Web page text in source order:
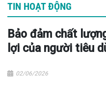
TIN HOẠT ĐỘNG
Bảo đảm chất
lợi của người tiêu
02/06/2026